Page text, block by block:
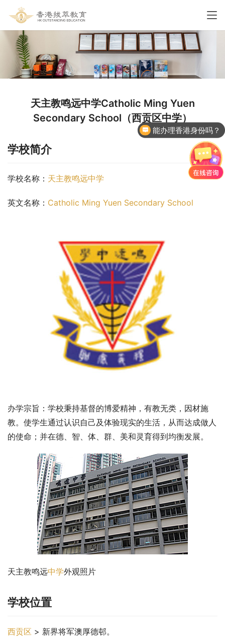
天主教鸣远中学Catholic Ming Yuen
Secondary School（西贡区中学）
学校简介
学校名称： 天主教鸣远中学
英文名称： Catholic Ming Yuen Secondary School
办学宗旨：学校秉持基督的博爱精神，有教无类，因材施
教。使学生通过认识自己及体验现实的生活，从而达成做人
的使命；并在德、智、体、群、美和灵育得到均衡发展。
天主教鸣远中学外观照片
学校位置
西贡区 > 新界将军澳厚德邨。
能办理香港身份吗？
香港国际学校申请